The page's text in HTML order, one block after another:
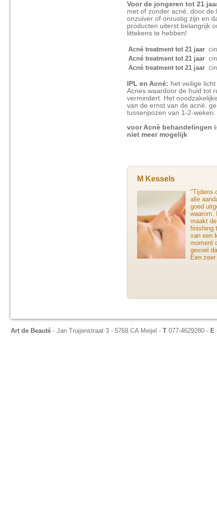
Voor de jongeren tot 21
met of zonder acné, door
onzuiver of onrustig zijn en
producten uiterst belangrijk
littekens te hebben!
Acné treatment tot 21 jaar
Acné treatment tot 21 jaar
Acné treatment tot 21 jaar
IPL en Acné: het veilige
Acnes waardoor de huid tot
vermindert. Het
van de ernst van de acné.
tussenpozen van 1-2-weken.
voor Acnè behandelingen
niet meer mogelijk
M Kessels
"Tijdens
alle
goed
waarom.
maakt
finishing
van een
moment
gevoel
Een
Art de Beauté - Jan Truijenstraat 3 - 5768 CA Meijel - T 077-4629280 - E